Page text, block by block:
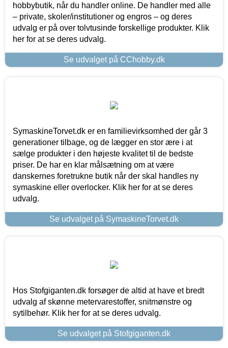
hobbybutik, når du handler online. De handler med alle
– private, skoler/institutioner og engros – og deres
udvalg er på over tolvtusinde forskellige produkter. Klik
her for at se deres udvalg.
Se udvalget på CChobby.dk
SymaskineTorvet.dk er en familievirksomhed der går 3
generationer tilbage, og de lægger en stor ære i at
sælge produkter i den højeste kvalitet til de bedste
priser. De har en klar målsætning om at være
danskernes foretrukne butik når der skal handles ny
symaskine eller overlocker. Klik her for at se deres
udvalg.
Se udvalget på SymaskineTorvet.dk
Hos Stofgiganten.dk forsøger de altid at have et bredt
udvalg af skønne metervarestoffer, snitmønstre og
sytilbehør. Klik her for at se deres udvalg.
Se udvalget på Stofgiganten.dk